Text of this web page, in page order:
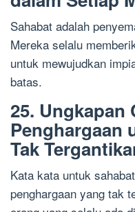
Sahabat adalah
Mereka selalu
untuk mewujudkan
batas.
25. Ungkapan
Penghargaan
Tak
Kata kata untuk
penghargaan yang tak